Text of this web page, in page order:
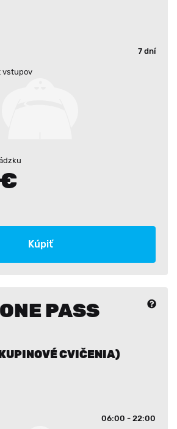
7 dní
vstupov
Kúpiť
PASS
CVIČENIA)
06:00 - 22:00